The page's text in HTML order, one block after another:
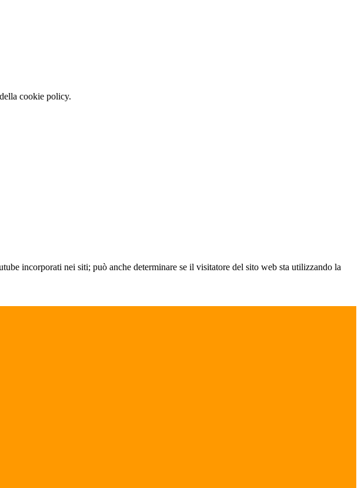
cookie policy.
incorporati nei siti; può anche determinare se il visitatore del sito web sta utilizzando la